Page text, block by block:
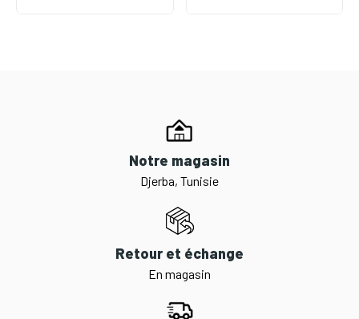
Notre magasin
Djerba, Tunisie
Retour et échange
En magasin